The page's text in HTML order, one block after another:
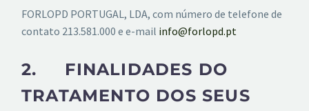
FORLOPD PORTUGAL, LDA, com número de telefone de
contato 213.581.000 e e-mail info@forlopd.pt
2. FINALIDADES DO
TRATAMENTO DOS SEUS